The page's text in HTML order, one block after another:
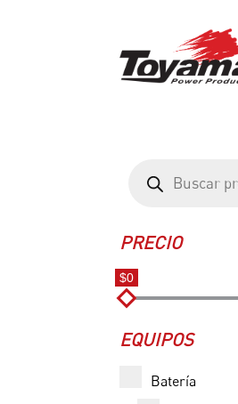
productos
PRECIO
$0
EQUIPOS
Batería